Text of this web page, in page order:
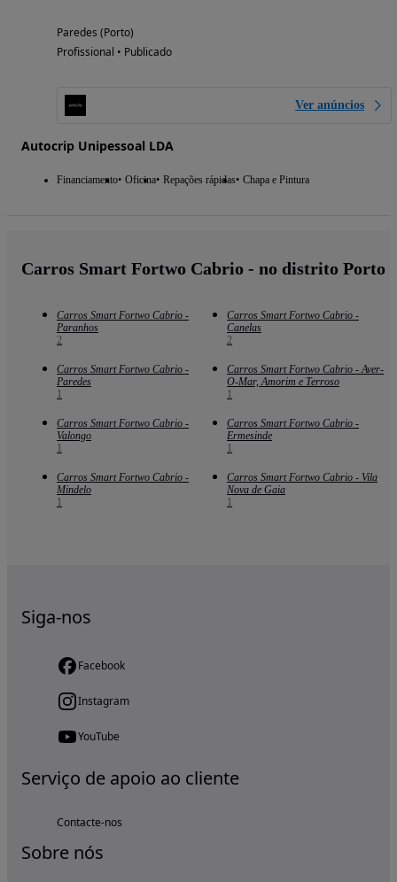
Paredes (Porto)
Profissional • Publicado
Ver anúncios
Autocrip Unipessoal LDA
Financiamento Oficina Repações rápidas Chapa e Pintura
Carros Smart Fortwo Cabrio - no distrito Porto
Carros Smart Fortwo Cabrio -
Paranhos
2
Carros Smart Fortwo Cabrio -
Canelas
2
Carros Smart Fortwo Cabrio -
Paredes
1
Carros Smart Fortwo Cabrio - Aver-
O-Mar, Amorim e Terroso
1
Carros Smart Fortwo Cabrio -
Valongo
1
Carros Smart Fortwo Cabrio -
Ermesinde
1
Carros Smart Fortwo Cabrio -
Mindelo
1
Carros Smart Fortwo Cabrio - Vila
Nova de Gaia
1
Siga-nos
Facebook
Instagram
YouTube
Serviço de apoio ao cliente
Contacte-nos
Sobre nós